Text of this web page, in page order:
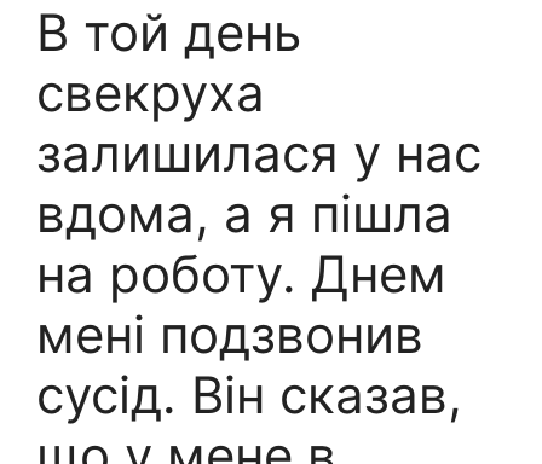
В той день
свекруха
залишилася у нас
вдома, а я пішла
на роботу. Днем
мені подзвонив
сусід. Він сказав,